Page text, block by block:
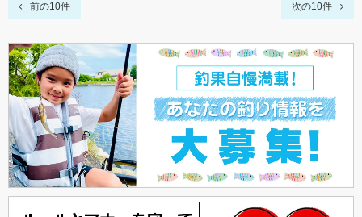
前の10件 次の10件